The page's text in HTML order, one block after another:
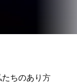
ちのあり方